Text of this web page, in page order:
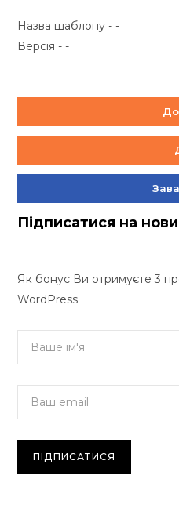
Назва шаблону - -
Версія - -
Підписатися на
Як бонус Ви отримуєте 3
WordPress